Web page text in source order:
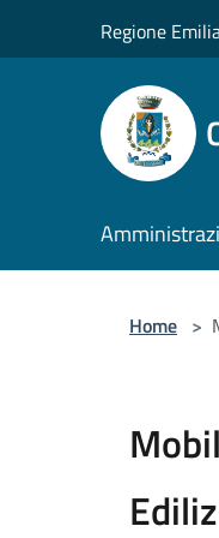
Regione
Home >